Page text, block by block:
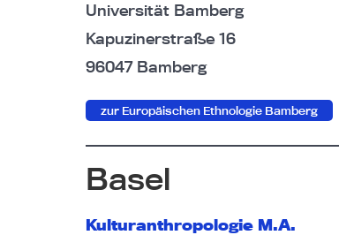
Universität Bamberg
Kapuzinerstraße 16
96047 Bamberg
zur Europäischen Ethnologie Bamberg
Basel
Kulturanthropologie M.A.